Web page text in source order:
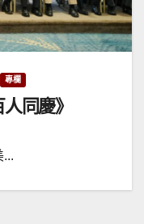
專欄
同慶》
...